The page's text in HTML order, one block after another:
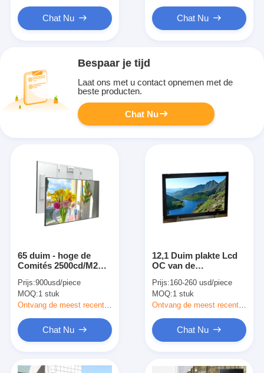
Chat Nu Chat Nu
Bespaar je tijd
Laat ons met u contact opnemen met de
beste producten.
Chat Nu
65 duim - hoge de
Comités 2500cd/M2
Openluchtvertoning
Prijs:900usd/piece
MOQ:1 stuk
Ontvang de meest recente Prijs
Chat Nu
12,1 Duim plakte Lcd
OC van de
optisch Industriële
Rang Douane
Prijs:160-260 usd/piece
MOQ:1 stuk
Ontvang de meest recente Prijs
Chat Nu